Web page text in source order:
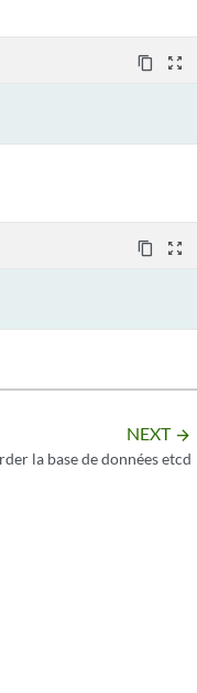
content_copy zoom_out_map
content_copy zoom_out_map
NEXT arrow_forward
la base de données etcd